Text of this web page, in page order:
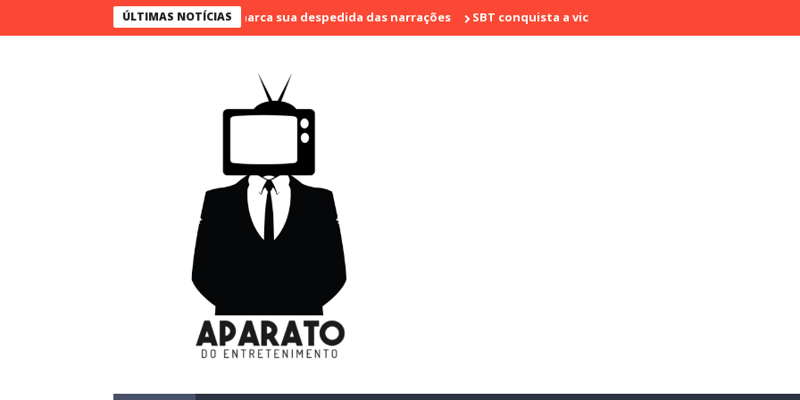
ÚLTIMAS NOTÍCIAS
Bueno narra o último jogo e marca sua despedida das narrações SBT conquista a vice liderança com "Bake Off Brasil" e "SBT